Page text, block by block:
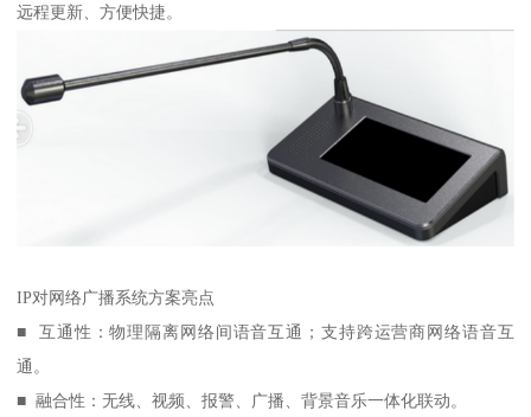
远程更新、方便快捷。
IP对网络广播系统方案亮点
■ 互通性：物理隔离网络间语音互通；支持跨运营商网络语音互
通。
■ 融合性：无线、视频、报警、广播、背景音乐一体化联动。